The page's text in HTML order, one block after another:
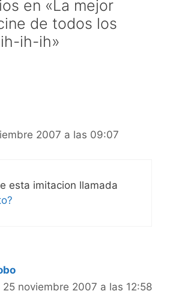
en «La mejor
de todos los
ih-ih»
2007 a las 09:07
esta imitacion llamada
?
25 noviembre 2007 a las 12:58